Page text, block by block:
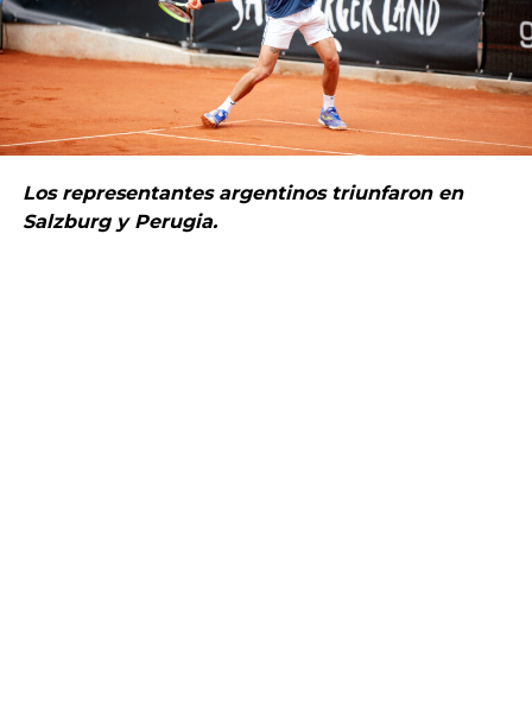
Los representantes argentinos triunfaron en
Salzburg y Perugia.